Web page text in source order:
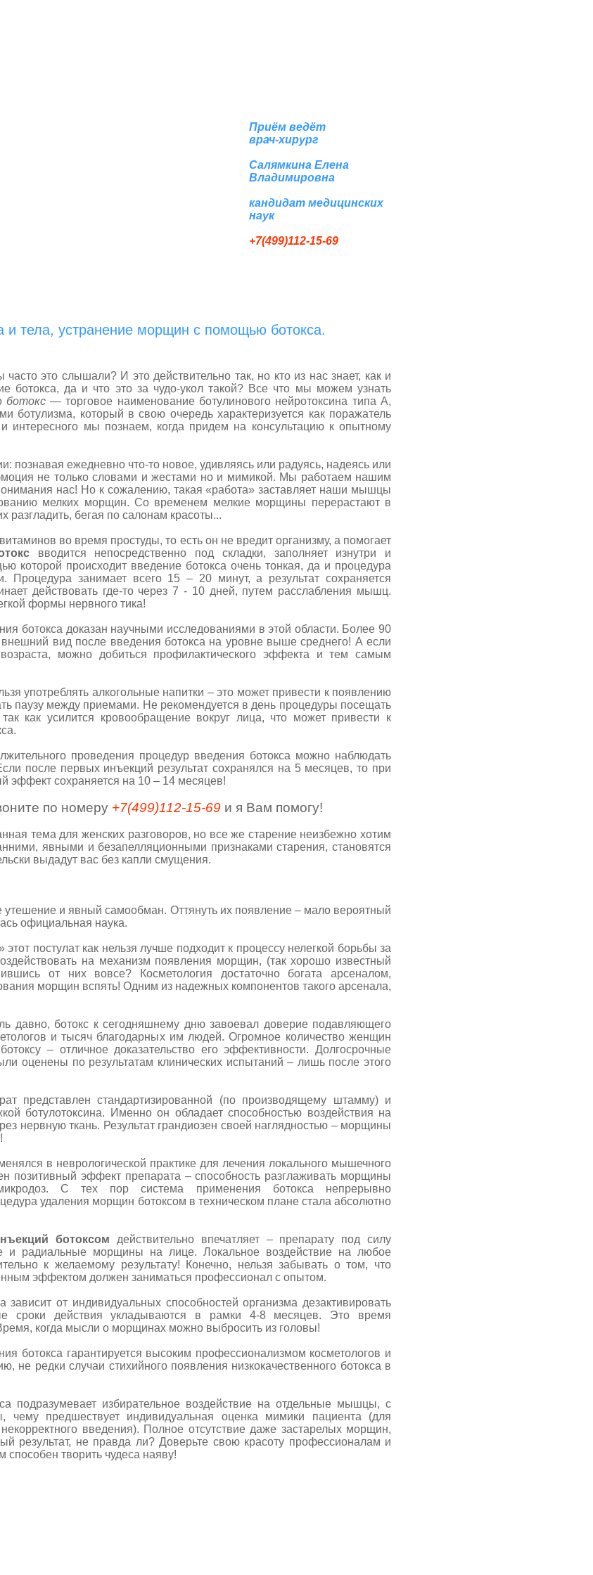
Приём ведёт
врач-хирург
Салямкина Елена
Владимировна
кандидат медицинских
наук
+7(499)112-15-69
и тела, устранение морщин с помощью ботокса.
это слышали? И это действительно так, но кто из нас знает, как и
ботокса, да и что это за чудо-укол такой? Все что мы можем узнать
ботокс— торговое наименование ботулинового нейротоксина типа А,
ботулизма, который в свою очередь характеризуется как поражатель
интересного мы познаем, когда придем на консультацию к опытному
ежедневно что-то новое, удивляясь или радуясь, надеясь или
не только словами и жестами но и мимикой. Мы работаем нашим
нас! Но к сожалению, такая «работа» заставляет наши мышцы
мелких морщин. Со временем мелкие морщины перерастают в
разгладить, бегая по салонам красоты...
во время простуды, то есть он не вредит организму, а помогает
вводится непосредственно под складки, заполняет изнутри и
которой происходит введение ботокса очень тонкая, да и процедура
Процедура занимает всего 15 – 20 минут, а результат сохраняется
действовать где-то через 7 - 10 дней, путем расслабления мышц.
формы нервного тика!
доказан научными исследованиями в этой области. Более 90
вид после введения ботокса на уровне выше среднего! А если
можно добиться профилактического эффекта и тем самым
употреблять алкогольные напитки – это может привести к появлению
паузу между приемами. Не рекомендуется в день процедуры посещать
как усилится кровообращение вокруг лица, что может привести к
проведения процедур введения ботокса можно наблюдать
после первых инъекций результат сохранялся на 5 месяцев, то при
эффект сохраняется на 10 – 14 месяцев!
по номеру +7(499)112-15-69 и я Вам помогу!
тема для женских разговоров, но все же старение неизбежно хотим
явными и безапелляционными признаками старения, становятся
выдадут вас без капли смущения.
и явный самообман. Оттянуть их появление – мало вероятный
официальная наука.
постулат как нельзя лучше подходит к процессу нелегкой борьбы за
на механизм появления морщин, (так хорошо известный
от них вовсе? Косметология достаточно богата арсеналом,
морщин вспять! Одним из надежных компонентов такого арсенала,
ботокс к сегодняшнему дню завоевал доверие подавляющего
и тысяч благодарных им людей. Огромное количество женщин
– отличное доказательство его эффективности. Долгосрочные
оценены по результатам клинических испытаний – лишь после этого
стандартизированной (по производящему штамму) и
ботулотоксина. Именно он обладает способностью воздействия на
нервную ткань. Результат грандиозен своей наглядностью – морщины
в неврологической практике для лечения локального мышечного
позитивный эффект препарата – способность разглаживать морщины
С тех пор система применения ботокса непрерывно
удаления морщин ботоксом в техническом плане стала абсолютно
ботоксом действительно впечатляет – препарату под силу
и радиальные морщины на лице. Локальное воздействие на любое
к желаемому результату! Конечно, нельзя забывать о том, что
эффектом должен заниматься профессионал с опытом.
от индивидуальных способностей организма дезактивировать
сроки действия укладываются в рамки 4-8 месяцев. Это время
когда мысли о морщинах можно выбросить из головы!
гарантируется высоким профессионализмом косметологов и
не редки случаи стихийного появления низкокачественного ботокса в
избирательное воздействие на отдельные мышцы, с
чему предшествует индивидуальная оценка мимики пациента (для
введения). Полное отсутствие даже застарелых морщин,
результат, не правда ли? Доверьте свою красоту профессионалам и
способен творить чудеса наяву!